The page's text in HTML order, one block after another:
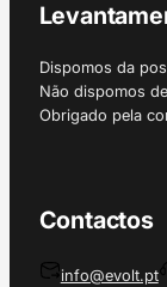
Dispomos da
Não dispomos
Obrigado pela
Contactos
info@evolt.pt